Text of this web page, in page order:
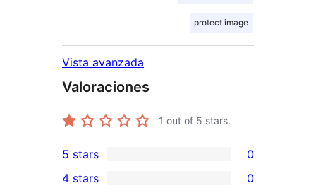
protect image
Vista avanzada
Valoraciones
1 out of 5 stars.
0
5-
5 stars 0
4 stars 0